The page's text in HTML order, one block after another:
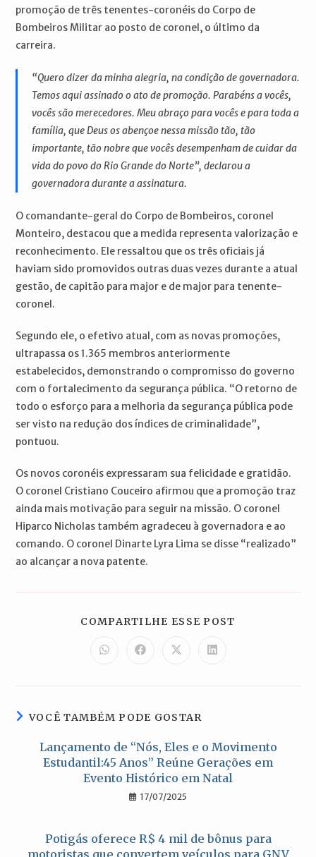
promoção de três tenentes-coronéis do Corpo de
Bombeiros Militar ao posto de coronel, o último da
carreira.
“Quero dizer da minha alegria, na condição de governadora.
Temos aqui assinado o ato de promoção. Parabéns a vocês,
vocês são merecedores. Meu abraço para vocês e para toda a
família, que Deus os abençoe nessa missão tão, tão
importante, tão nobre que vocês desempenham de cuidar da
vida do povo do Rio Grande do Norte”, declarou a
governadora durante a assinatura.
O comandante-geral do Corpo de Bombeiros, coronel
Monteiro, destacou que a medida representa valorização e
reconhecimento. Ele ressaltou que os três oficiais já
haviam sido promovidos outras duas vezes durante a atual
gestão, de capitão para major e de major para tenente-
coronel.
Segundo ele, o efetivo atual, com as novas promoções,
ultrapassa os 1.365 membros anteriormente
estabelecidos, demonstrando o compromisso do governo
com o fortalecimento da segurança pública. “O retorno de
todo o esforço para a melhoria da segurança pública pode
ser visto na redução dos índices de criminalidade”,
pontuou.
Os novos coronéis expressaram sua felicidade e gratidão.
O coronel Cristiano Couceiro afirmou que a promoção traz
ainda mais motivação para seguir na missão. O coronel
Hiparco Nicholas também agradeceu à governadora e ao
comando. O coronel Dinarte Lyra Lima se disse “realizado”
ao alcançar a nova patente.
COMPARTILHE ESSE POST
Abre
em
nova
Abre
em
nova
Abre
em
nova
Abre
em
nova
VOCÊ TAMBÉM PODE GOSTAR
Lançamento de “Nós, Eles e o Movimento
Estudantil:45 Anos” Reúne Gerações em
Evento Histórico em Natal
17/07/2025
Potigás oferece R$ 4 mil de bônus para